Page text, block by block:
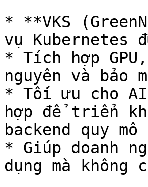
* **VKS
vụ Kubernetes
* Tích hợp
nguyên và bảo
* Tối ưu cho AI
hợp để triển
backend quy
* Giúp doanh
dụng mà